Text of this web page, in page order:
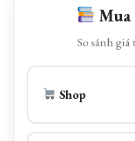
Mua
So sánh
Shop